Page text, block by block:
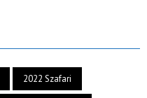
2022 Szafari